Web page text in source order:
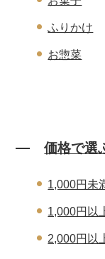
ふりかけ
お惣菜
価格で選
1,000円未
1,000円以
2,000円以